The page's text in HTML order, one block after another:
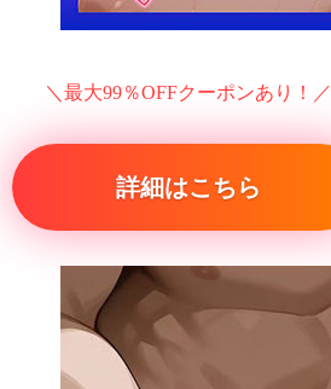
＼最大99％OFFクーポンあり！／
詳細はこちら